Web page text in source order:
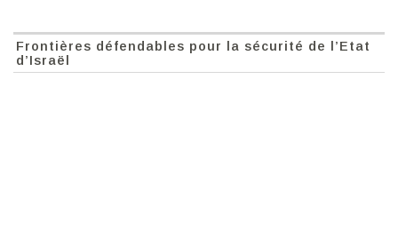
Frontières défendables pour la sécurité de l’Etat
d’Israël